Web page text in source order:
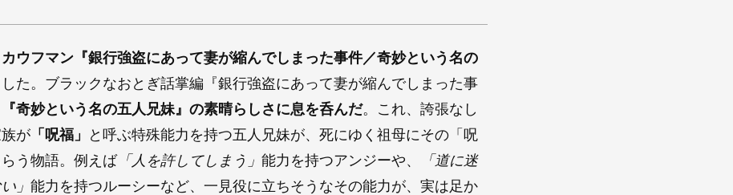
ウフマン『銀行強盗にあって妻が縮んでしまった事件／奇妙という名の
た。ブラックなおとぎ話掌編『銀行強盗にあって妻が縮んでしまった事
『奇妙という名の五人兄妹』の素晴らしさに息を呑んだ。これ、誇張なし
が 「呪福」
と呼ぶ特殊能力を持つ五人兄妹が、死にゆく祖母にその「呪
う物語。例えば「人を許してしまう」 能力を持つアンジーや、
「道に迷
」 能力を持つルーシーなど、一見役に立ちそうなその能力が、実は足か